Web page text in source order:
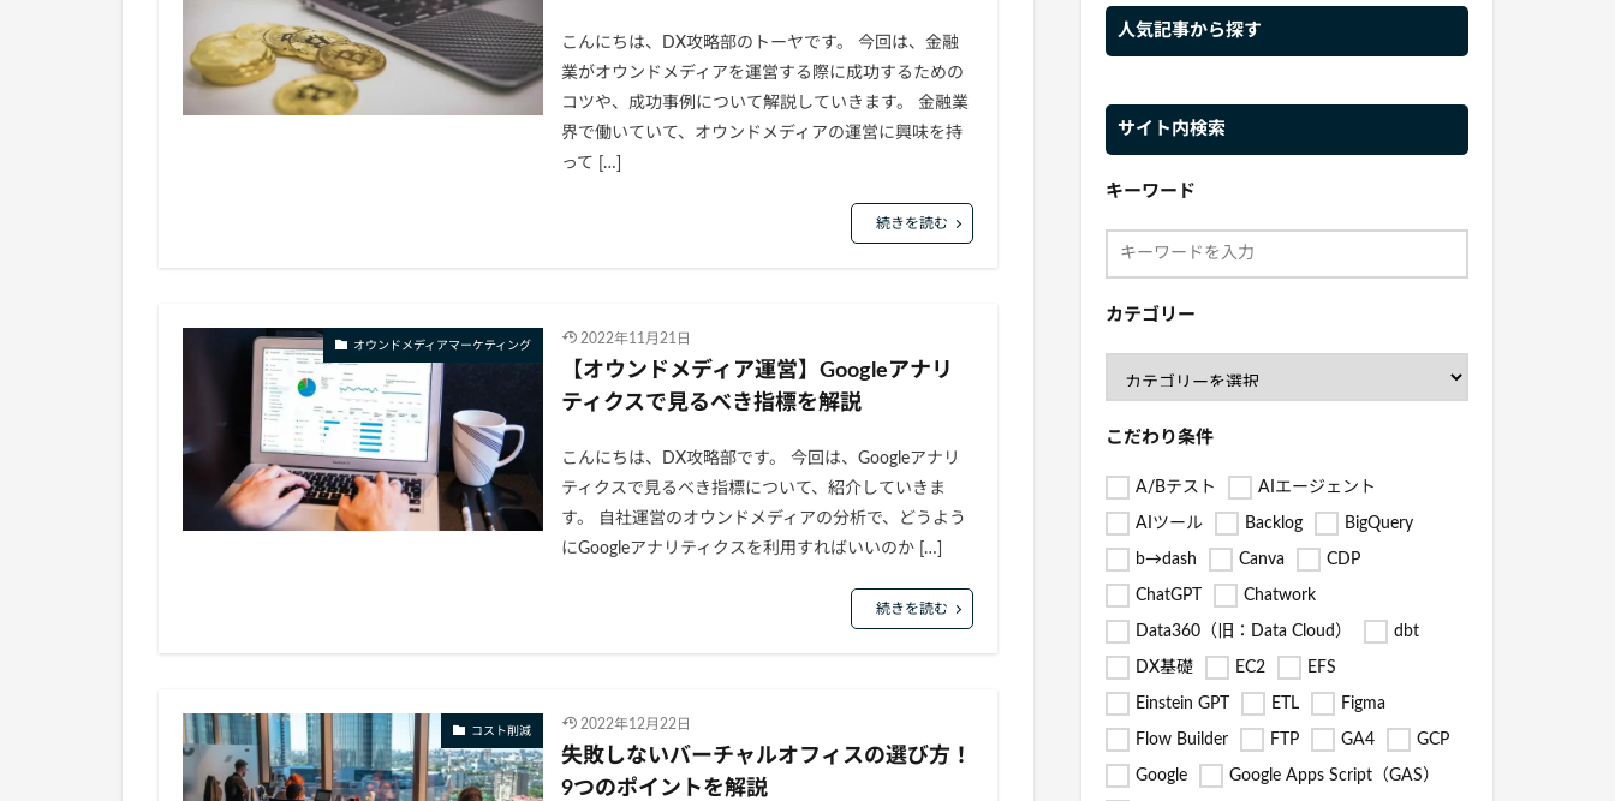
こんにちは、DX攻略部のトーヤです。 今回は、金融
業がオウンドメディアを運営する際に成功するための
コツや、成功事例について解説していきます。 金融業
界で働いていて、オウンドメディアの運営に興味を持
って […]
続きを読む
オウンドメディアマーケティング 2022年11月21日
【オウンドメディア運営】Googleアナリ
ティクスで見るべき指標を解説
こんにちは、DX攻略部です。 今回は、Googleアナリ
ティクスで見るべき指標について、紹介していきま
す。 自社運営のオウンドメディアの分析で、どうよう
にGoogleアナリティクスを利用すればいいのか […]
続きを読む
コスト削減 2022年12月22日
失敗しないバーチャルオフィスの選び方！
9つのポイントを解説
人気記事から探す
サイト内検索
キーワード
カテゴリー
こだわり条件
A/Bテスト AIエージェント
AIツール Backlog BigQuery
b→dash Canva CDP
ChatGPT Chatwork
Data360（旧：Data Cloud） dbt
DX基礎 EC2 EFS
Einstein GPT ETL Figma
Flow Builder FTP GA4 GCP
Google Google Apps Script（GAS）